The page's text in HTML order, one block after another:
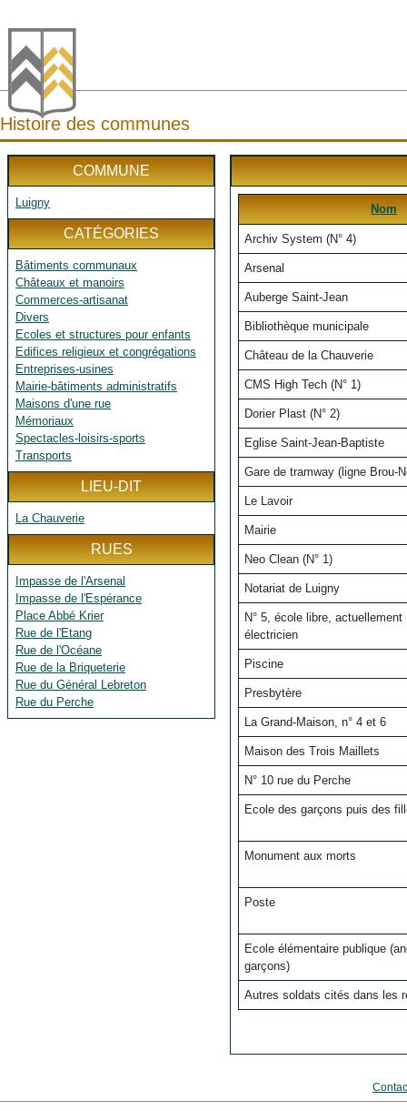
Histoire des communes
COMMUNE
Luigny
CATÉGORIES
Bâtiments communaux
Châteaux et manoirs
Commerces-artisanat
Divers
Ecoles et structures pour enfants
Edifices religieux et congrégations
Entreprises-usines
Mairie-bâtiments administratifs
Maisons d'une rue
Mémoriaux
Spectacles-loisirs-sports
Transports
LIEU-DIT
La Chauverie
RUES
Impasse de l'Arsenal
Impasse de l'Espérance
Place Abbé Krier
Rue de l'Etang
Rue de l'Océane
Rue de la Briqueterie
Rue du Général Lebreton
Rue du Perche
Nom
Archiv System (N° 4)
Arsenal
Auberge Saint-Jean
Bibliothèque municipale
Château de la Chauverie
CMS High Tech (N° 1)
Dorier Plast (N° 2)
Eglise Saint-Jean-Baptiste
Gare de tramway (ligne Brou-
Le Lavoir
Mairie
Neo Clean (N° 1)
Notariat de Luigny
N° 5, école libre, actuellement
électricien
Piscine
Presbytère
La Grand-Maison, n° 4 et 6
Maison des Trois Maillets
N° 10 rue du Perche
Ecole des garçons puis des
Monument aux morts
Poste
Ecole élémentaire publique
garçons)
Autres soldats cités dans les